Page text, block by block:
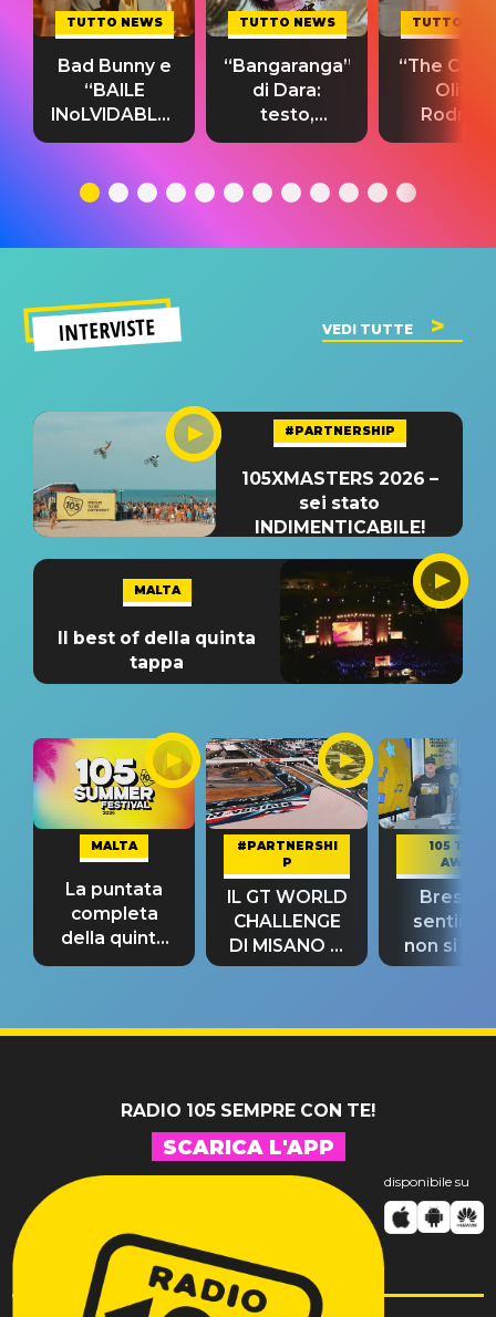
TUTTO NEWS
Bad Bunny e
“BAILE
INoLVIDABLE”:
testo,
significato
TUTTO NEWS
“Bangaranga”
di Dara:
testo,
traduzione e
del singolo
TUTTO
“The
Olivia
testo,
INTERVISTE VEDI TUTTE
#PARTNERSHIP
105XMASTERS 2026 –
sei stato
INDIMENTICABILE!
MALTA
Il best of della quinta
tappa
MALTA
La puntata
completa
della quinta
tappa
#PARTNERSHI
P
IL GT WORLD
CHALLENGE
DI MISANO si
riconferma
105 TAKE
AWAY
Bresh:
non si
fino alla
RADIO 105 SEMPRE CON TE!
SCARICA L'APP
disponibile su